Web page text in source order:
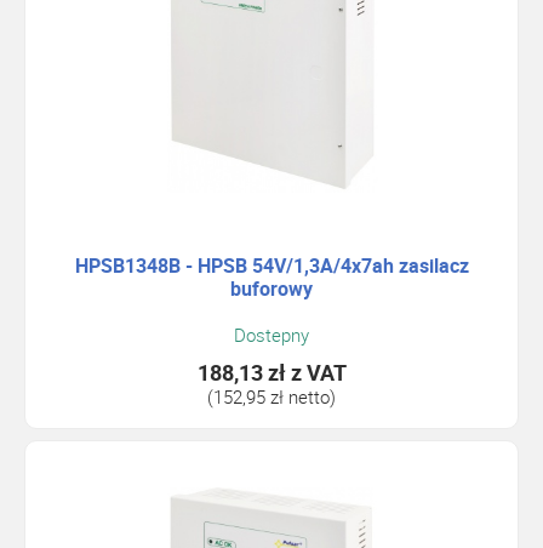
HPSB1348B - HPSB 54V/1,3A/4x7ah zasilacz
buforowy
Dostepny
188,13 złz VAT
(152,95 zł netto)